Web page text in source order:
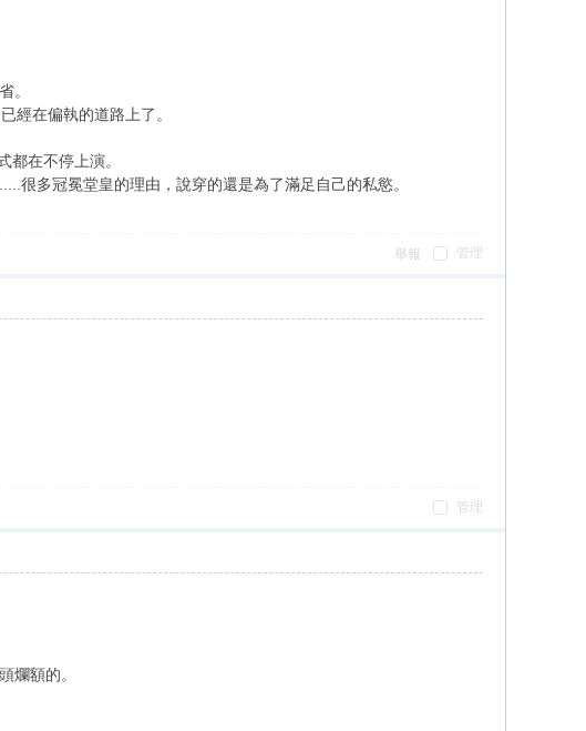
。
經在偏執的道路上了。
在不停上演。
很多冠冕堂皇的理由，說穿的還是為了滿足自己的私慾。
管理
舉報
管理
爛額的。